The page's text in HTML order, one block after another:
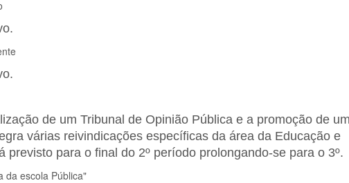
de um Tribunal de Opinião Pública e a promoção de um
várias reivindicações específicas da área da Educação e
previsto para o final do 2º período prolongando-se para o 3º.
da escola Pública"